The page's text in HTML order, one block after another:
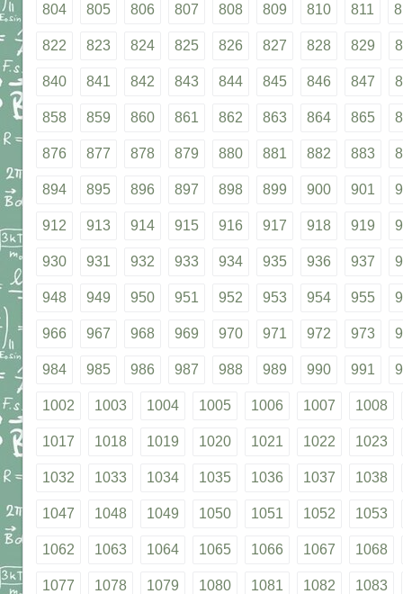
804 805 806 807 808 809 810 811
822 823 824 825 826 827 828 829
840 841 842 843 844 845 846 847
858 859 860 861 862 863 864 865
876 877 878 879 880 881 882 883
894 895 896 897 898 899 900 901
912 913 914 915 916 917 918 919
930 931 932 933 934 935 936 937
948 949 950 951 952 953 954 955
966 967 968 969 970 971 972 973
984 985 986 987 988 989 990 991
1002 1003 1004 1005 1006 1007 1008
1017 1018 1019 1020 1021 1022 1023
1032 1033 1034 1035 1036 1037 1038
1047 1048 1049 1050 1051 1052 1053
1062 1063 1064 1065 1066 1067 1068
1077 1078 1079 1080 1081 1082 1083